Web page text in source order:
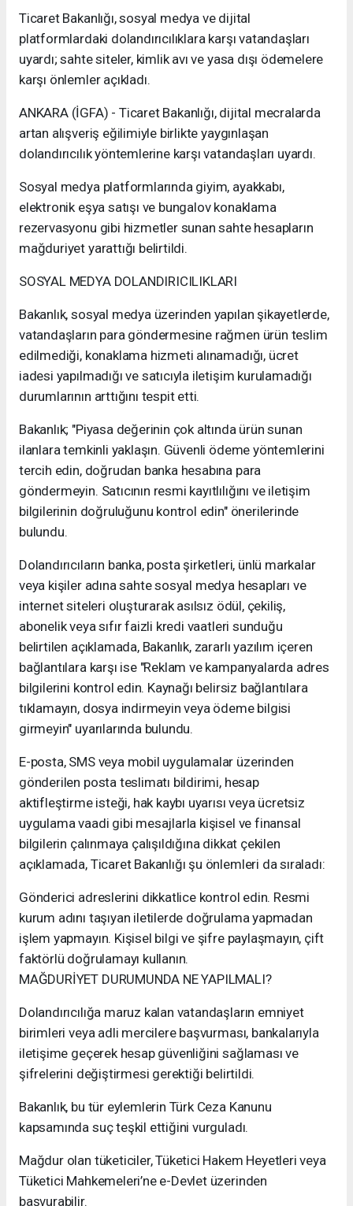
Ticaret Bakanlığı, sosyal medya ve dijital
platformlardaki dolandırıcılıklara karşı vatandaşları
uyardı; sahte siteler, kimlik avı ve yasa dışı ödemelere
karşı önlemler açıkladı.
ANKARA (İGFA) - Ticaret Bakanlığı, dijital mecralarda
artan alışveriş eğilimiyle birlikte yaygınlaşan
dolandırıcılık yöntemlerine karşı vatandaşları uyardı.
Sosyal medya platformlarında giyim, ayakkabı,
elektronik eşya satışı ve bungalov konaklama
rezervasyonu gibi hizmetler sunan sahte hesapların
mağduriyet yarattığı belirtildi.
SOSYAL MEDYA DOLANDIRICILIKLARI
Bakanlık, sosyal medya üzerinden yapılan şikayetlerde,
vatandaşların para göndermesine rağmen ürün teslim
edilmediği, konaklama hizmeti alınamadığı, ücret
iadesi yapılmadığı ve satıcıyla iletişim kurulamadığı
durumlarının arttığını tespit etti.
Bakanlık; "Piyasa değerinin çok altında ürün sunan
ilanlara temkinli yaklaşın. Güvenli ödeme yöntemlerini
tercih edin, doğrudan banka hesabına para
göndermeyin. Satıcının resmi kayıtlılığını ve iletişim
bilgilerinin doğruluğunu kontrol edin" önerilerinde
bulundu.
Dolandırıcıların banka, posta şirketleri, ünlü markalar
veya kişiler adına sahte sosyal medya hesapları ve
internet siteleri oluşturarak asılsız ödül, çekiliş,
abonelik veya sıfır faizli kredi vaatleri sunduğu
belirtilen açıklamada, Bakanlık, zararlı yazılım içeren
bağlantılara karşı ise "Reklam ve kampanyalarda adres
bilgilerini kontrol edin. Kaynağı belirsiz bağlantılara
tıklamayın, dosya indirmeyin veya ödeme bilgisi
girmeyin" uyarılarında bulundu.
E-posta, SMS veya mobil uygulamalar üzerinden
gönderilen posta teslimatı bildirimi, hesap
aktifleştirme isteği, hak kaybı uyarısı veya ücretsiz
uygulama vaadi gibi mesajlarla kişisel ve finansal
bilgilerin çalınmaya çalışıldığına dikkat çekilen
açıklamada, Ticaret Bakanlığı şu önlemleri da sıraladı:
Gönderici adreslerini dikkatlice kontrol edin. Resmi
kurum adını taşıyan iletilerde doğrulama yapmadan
işlem yapmayın. Kişisel bilgi ve şifre paylaşmayın, çift
faktörlü doğrulamayı kullanın.
MAĞDURİYET DURUMUNDA NE YAPILMALI?
Dolandırıcılığa maruz kalan vatandaşların emniyet
birimleri veya adli mercilere başvurması, bankalarıyla
iletişime geçerek hesap güvenliğini sağlaması ve
şifrelerini değiştirmesi gerektiği belirtildi.
Bakanlık, bu tür eylemlerin Türk Ceza Kanunu
kapsamında suç teşkil ettiğini vurguladı.
Mağdur olan tüketiciler, Tüketici Hakem Heyetleri veya
Tüketici Mahkemeleri’ne e-Devlet üzerinden
başvurabilir.